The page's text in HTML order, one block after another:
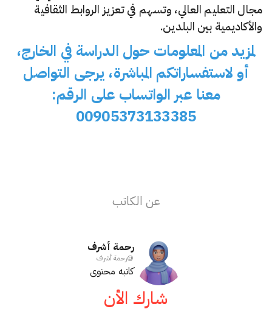
مجال التعليم العالي، وتسهم في تعزيز الروابط الثقافية
والأكاديمية بين البلدين.
لمزيد من المعلومات حول الدراسة في الخارج،
أو لاستفساراتكم المباشرة، يرجى التواصل
معنا عبر الواتساب على الرقم:
00905373133385
عن الكاتب
رحمة أشرف
@رحمة أشرف
كاتبه محتوى
شارك الأن